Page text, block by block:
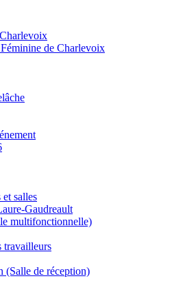
de Charlevoix
salles
Gaudreault
multifonctionnelle)
travailleurs
(Salle de réception)